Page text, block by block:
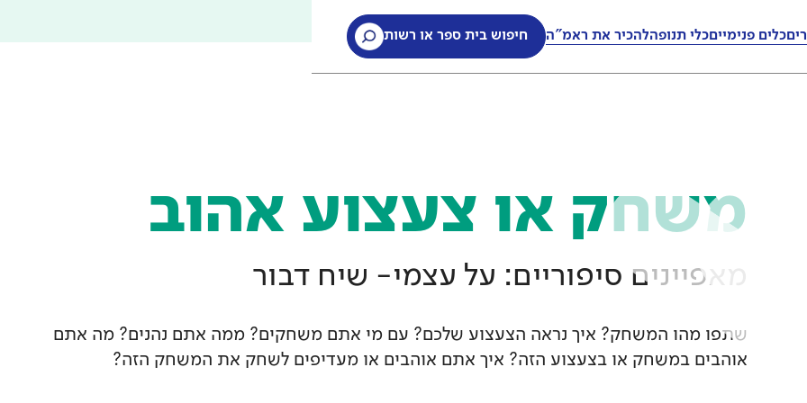
כלים פנימייםכלי תנופהלהכיר את ראמ"ה חיפוש בית ספר או רשות כלים פנימייםכלי תנופהלהכיר את ראמ"ה חיפוש בית ספר או רשות
משחק או צעצוע אהוב
מאפיינים סיפוריים: על עצמי- שיח דבור
שתפו מהו המשחק? איך נראה הצעצוע שלכם? עם מי אתם משחקים? ממה אתם נהנים? מה אתם
אוהבים במשחק או בצעצוע הזה? איך אתם אוהבים או מעדיפים לשחק את המשחק הזה?